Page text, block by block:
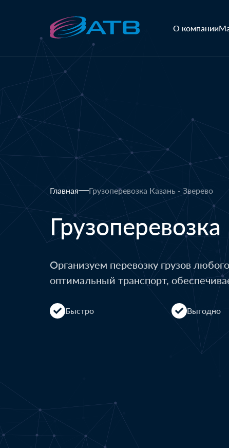
О компании
Главная Грузоперевозка Казань - Зверево
Организуем перевозку грузов
оптимальный транспорт,
Быстро Выгодно